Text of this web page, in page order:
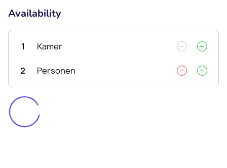
Availability
1 Kamer
2 Personen